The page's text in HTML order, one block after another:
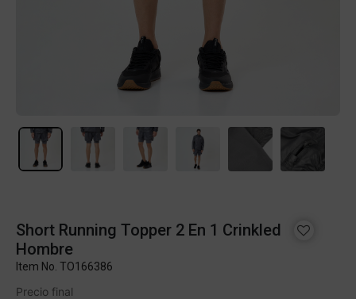
Short Running Topper 2 En 1 Crinkled
Hombre
Item No. TO166386
Precio final